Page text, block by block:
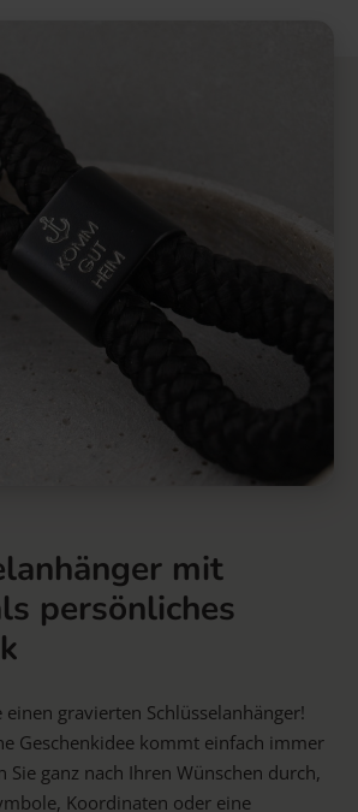
mit
persönliches
einen gravierten Schlüsselanhänger!
Geschenkidee kommt einfach immer
Sie ganz nach Ihren Wünschen durch,
Koordinaten oder eine